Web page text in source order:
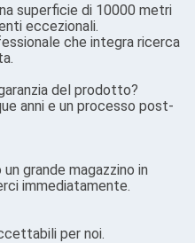
superficie di 10000 metri
eccezionali.
che integra ricerca
del prodotto?
anni e un processo post-
grande magazzino in
immediatamente.
per noi.